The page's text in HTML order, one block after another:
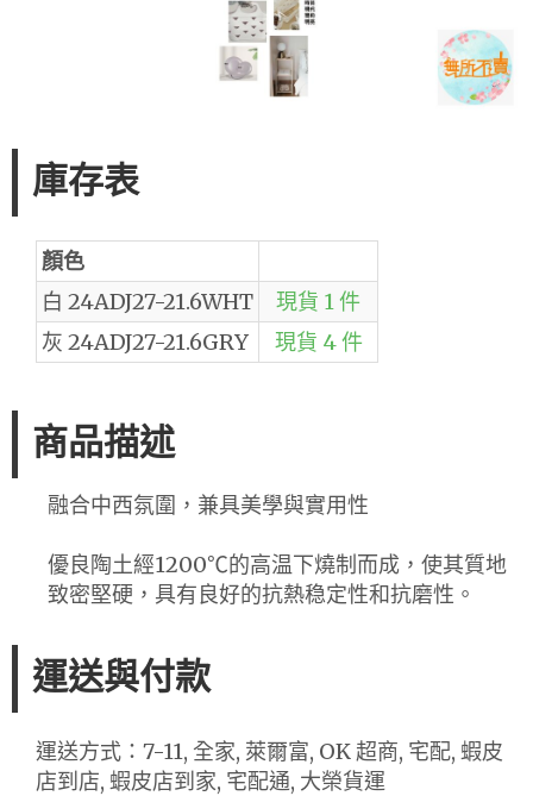
庫存表
顏色
白 24ADJ27-21.6WHT
現貨 1 件
灰 24ADJ27-21.6GRY
現貨 4 件
商品描述
融合中西氛圍，兼具美學與實用性
優良陶土經1200℃的高温下燒制而成，使其質地
致密堅硬，具有良好的抗熱稳定性和抗磨性。
運送與付款
運送方式：7-11, 全家, 萊爾富, OK 超商, 宅配, 蝦皮
店到店, 蝦皮店到家, 宅配通, 大榮貨運